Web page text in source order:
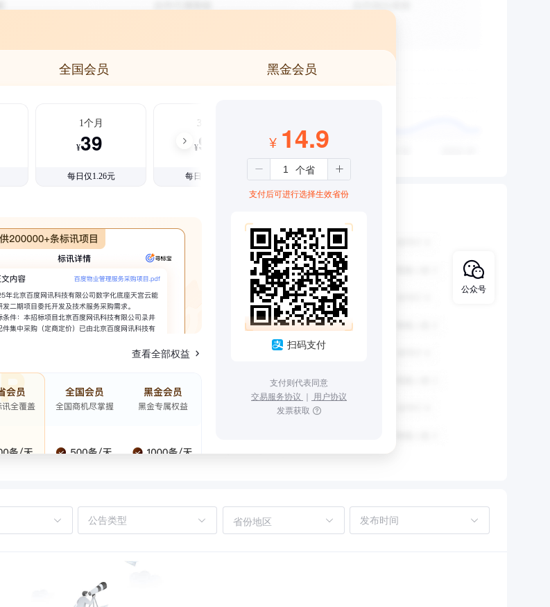
全国会员 黑金会员
1个月
¥39
每日仅1.26元
3个月
¥99
每日仅1.08元
查看全部权益
¥ 14.9
支付后可进行选择生效省份
扫码支付
支付则代表同意
交易服务协议 ｜ 用户协议
发票获取
省份地区
公众号